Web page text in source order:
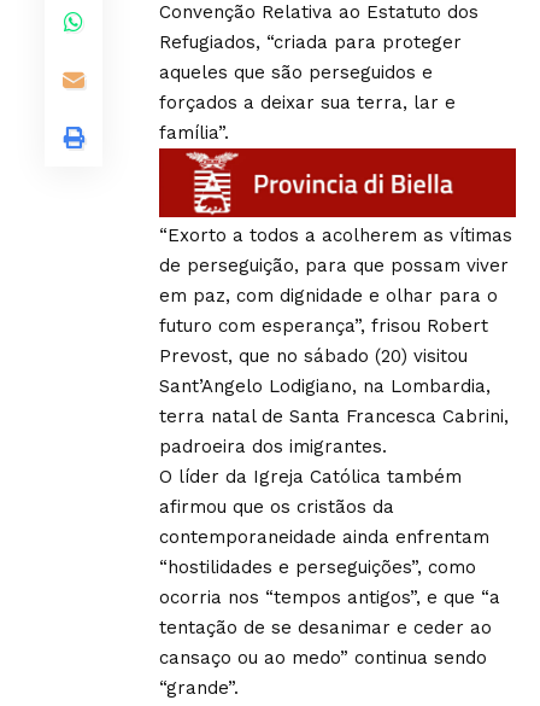
Convenção Relativa ao Estatuto dos
Refugiados, “criada para proteger
aqueles que são perseguidos e
forçados a deixar sua terra, lar e
família”.
“Exorto a todos a acolherem as vítimas
de perseguição, para que possam viver
em paz, com dignidade e olhar para o
futuro com esperança”, frisou Robert
Prevost, que no sábado (20) visitou
Sant’Angelo Lodigiano, na Lombardia,
terra natal de Santa Francesca Cabrini,
padroeira dos imigrantes.
O líder da Igreja Católica também
afirmou que os cristãos da
contemporaneidade ainda enfrentam
“hostilidades e perseguições”, como
ocorria nos “tempos antigos”, e que “a
tentação de se desanimar e ceder ao
cansaço ou ao medo” continua sendo
“grande”.